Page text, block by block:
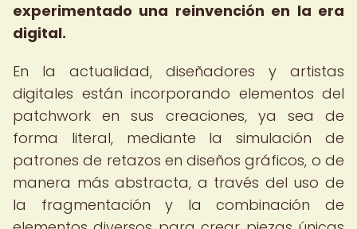
experimentado una reinvención en la era
digital.
En la actualidad, diseñadores y artistas
digitales están incorporando elementos del
patchwork en sus creaciones, ya sea de
forma literal, mediante la simulación de
patrones de retazos en diseños gráficos, o de
manera más abstracta, a través del uso de
la fragmentación y la combinación de